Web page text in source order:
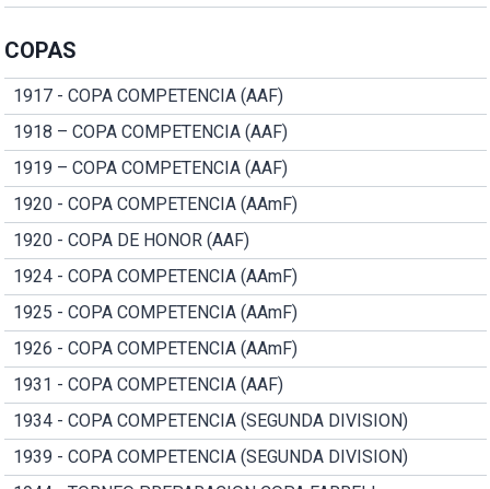
COPAS
1917 - COPA COMPETENCIA (AAF)
1918 – COPA COMPETENCIA (AAF)
1919 – COPA COMPETENCIA (AAF)
1920 - COPA COMPETENCIA (AAmF)
1920 - COPA DE HONOR (AAF)
1924 - COPA COMPETENCIA (AAmF)
1925 - COPA COMPETENCIA (AAmF)
1926 - COPA COMPETENCIA (AAmF)
1931 - COPA COMPETENCIA (AAF)
1934 - COPA COMPETENCIA (SEGUNDA DIVISION)
1939 - COPA COMPETENCIA (SEGUNDA DIVISION)